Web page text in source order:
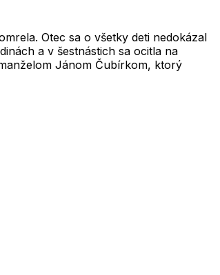
Otec sa o všetky deti nedokázal
a v šestnástich sa ocitla na
Jánom Čubírkom, ktorý